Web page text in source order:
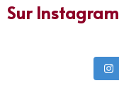
Sur Instagram